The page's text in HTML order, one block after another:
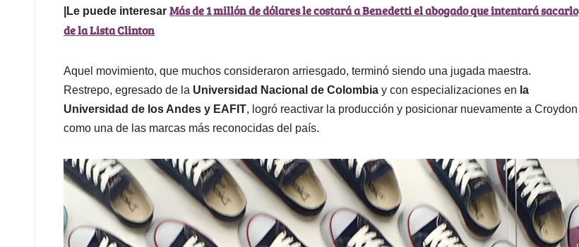
|Le puede interesar Más de 1 millón de dólares le costará a Benedetti el abogado que intentará sacarlo
de la Lista Clinton
Aquel movimiento, que muchos consideraron arriesgado, terminó siendo una jugada maestra.
Restrepo, egresado de la Universidad Nacional de Colombia y con especializaciones en la
Universidad de los Andes y EAFIT, logró reactivar la producción y posicionar nuevamente a Croydon
como una de las marcas más reconocidas del país.